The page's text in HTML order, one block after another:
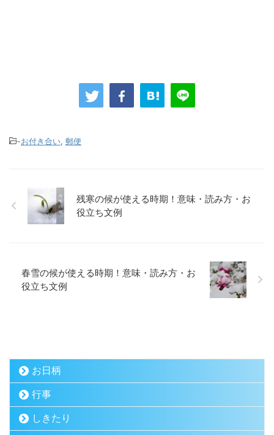
-お付き合い, 郵便
残寒の候が使える時期！意味・読み方・お
役立ち文例
春雪の候が使える時期！意味・読み方・お
役立ち文例
お日柄
行事
しきたり